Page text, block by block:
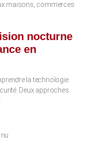
maisons, commerces
nocturne
en
la technologie
Deux approches